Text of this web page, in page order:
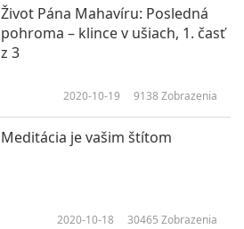
Život Pána Mahavíru: Posledná
pohroma – klince v ušiach, 1. časť
z 3
2020-10-19 9138 Zobrazenia
Meditácia je vašim štítom
2020-10-18 30465 Zobrazenia